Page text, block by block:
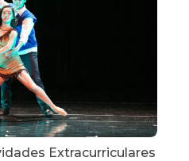
Extracurriculares